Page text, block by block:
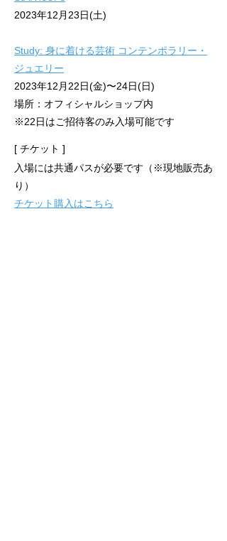
2023年12月23日(土)
Study: 身に着ける芸術 コンテンポラリー・
ジュエリー
2023年12月22日(金)〜24日(日)
場所：オフィシャルショップ内
※22日はご招待客のみ入場可能です
[ チケット ]
入場には共通パスが必要です（​※現地販売あ
り）
​チケット購入はこちら